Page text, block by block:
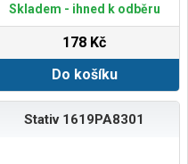
Skladem - ihned k odběru
178 Kč
Do košíku
Stativ 1619PA8301